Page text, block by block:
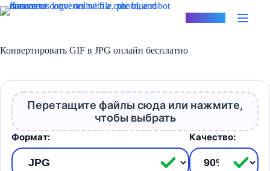
Перейти
к
Конвертировать GIF в JPG онлайн бесплатно
Перетащите файлы сюда или нажмите,
чтобы выбрать
Формат: Качество: